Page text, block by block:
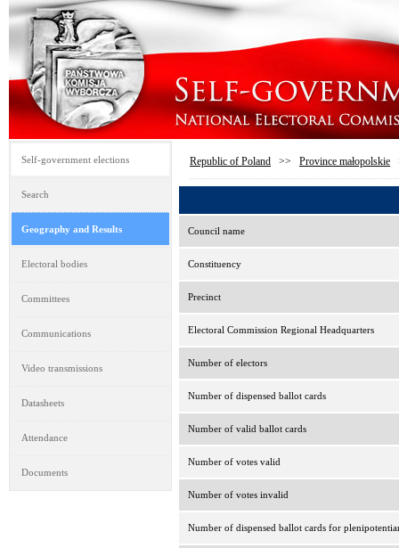
Self-government elections
Search
Geography and Results
Electoral bodies
Committees
Communications
Video transmissions
Datasheets
Attendance
Documents
Republic of Poland >> Province małopolskie
Council name
Constituency
Precinct
Electoral Commission Regional Headquarters
Number of electors
Number of dispensed ballot cards
Number of valid ballot cards
Number of votes valid
Number of votes invalid
Number of dispensed ballot cards for